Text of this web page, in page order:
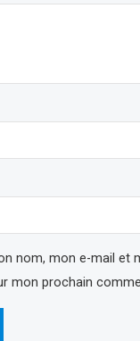
nom, mon e-mail et
mon prochain